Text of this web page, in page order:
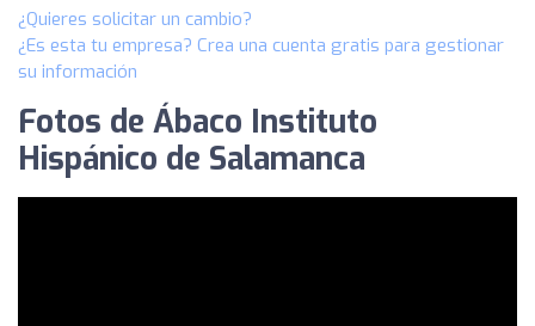
¿Quieres solicitar un cambio?
¿Es esta tu empresa? Crea una cuenta gratis para gestionar
su información
Fotos de Ábaco Instituto
Hispánico de Salamanca